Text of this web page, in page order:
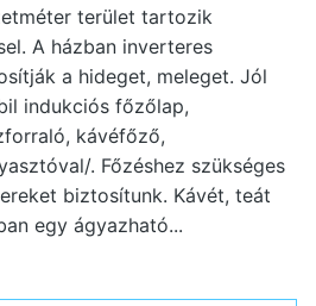
terület tartozik
A házban inverteres
a hideget, meleget. Jól
indukciós főzőlap,
kávéfőző,
. Főzéshez szükséges
biztosítunk. Kávét, teát
egy ágyazható...